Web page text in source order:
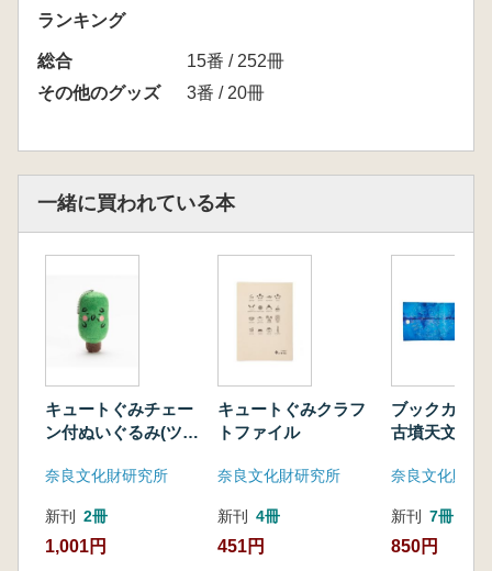
ランキング
総合
15番 / 252冊
その他のグッズ
3番 / 20冊
一緒に買われている本
キュートぐみチェー
ン付ぬいぐるみ(ツゲ
奈良文化財研究所
新刊 2冊
1,001円
キュートぐみクラフ
トファイル
奈良文化財研究所
新刊 4冊
451円
ブックカバ
古墳天文図
奈良文化財研
新刊 7冊
850円